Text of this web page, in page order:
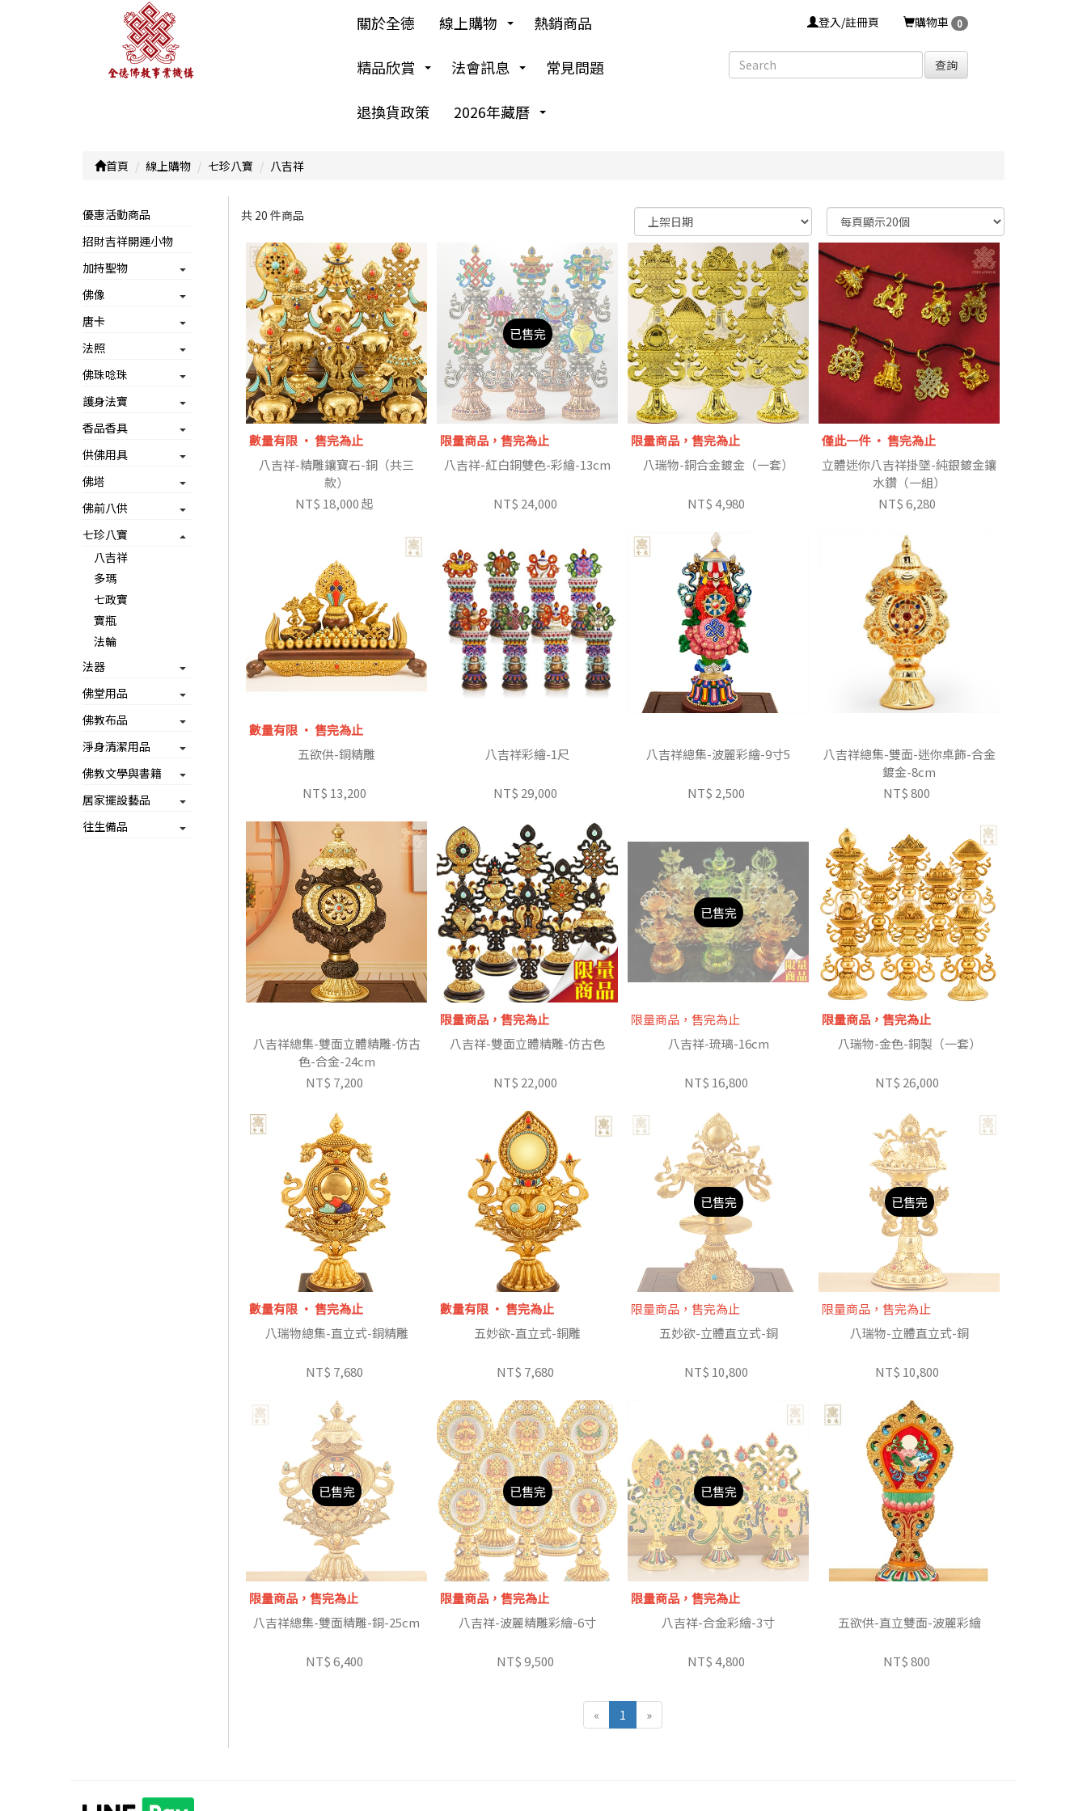
關於全德 線上購物 熱銷商品
精品欣賞 法會訊息 常見問題
退換貨政策 2026年藏曆
登入/註冊頁 購物車 0
查詢
首頁 線上購物 七珍八寶 八吉祥
優惠活動商品
招財吉祥開運小物
加持聖物
佛像
唐卡
法照
佛珠唸珠
護身法寶
香品香具
供佛用具
佛塔
佛前八供
七珍八寶
八吉祥
多瑪
七政寶
寶瓶
法輪
法器
佛堂用品
佛教布品
淨身清潔用品
佛教文學與書籍
居家擺設藝品
往生備品
共 20 件商品
顯示篩選條件
數量有限 ‧ 售完為止
八吉祥-精雕鑲寶石-銅（共三
款）
NT$ 18,000 起
已售完
限量商品，售完為止
八吉祥-紅白銅雙色-彩繪-13cm
NT$ 24,000
限量商品，售完為止
八瑞物-銅合金鍍金（一套）
NT$ 4,980
僅此一件 ‧ 售完為止
立體迷你八吉祥掛墜-純銀鍍金鑲
水鑽（一組）
NT$ 6,280
數量有限 ‧ 售完為止
五欲供-銅精雕
NT$ 13,200
八吉祥彩繪-1尺
NT$ 29,000
八吉祥總集-波麗彩繪-9寸5
NT$ 2,500
八吉祥總集-雙面-迷你桌飾-合金
鍍金-8cm
NT$ 800
八吉祥總集-雙面立體精雕-仿古
色-合金-24cm
NT$ 7,200
限量商品，售完為止
八吉祥-雙面立體精雕-仿古色
NT$ 22,000
已售完
限量商品，售完為止
八吉祥-琉璃-16cm
NT$ 16,800
限量商品，售完為止
八瑞物-金色-銅製（一套）
NT$ 26,000
數量有限 ‧ 售完為止
八瑞物總集-直立式-銅精雕
NT$ 7,680
數量有限 ‧ 售完為止
五妙欲-直立式-銅雕
NT$ 7,680
已售完
限量商品，售完為止
五妙欲-立體直立式-銅
NT$ 10,800
已售完
限量商品，售完為止
八瑞物-立體直立式-銅
NT$ 10,800
已售完
限量商品，售完為止
八吉祥總集-雙面精雕-銅-25cm
NT$ 6,400
已售完
限量商品，售完為止
八吉祥-波麗精雕彩繪-6寸
NT$ 9,500
已售完
限量商品，售完為止
八吉祥-合金彩繪-3寸
NT$ 4,800
五欲供-直立雙面-波麗彩繪
NT$ 800
« 1 »